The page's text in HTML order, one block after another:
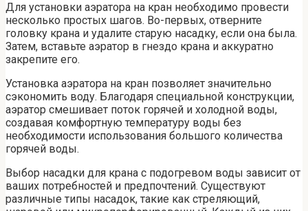
Для установки аэратора на кран необходимо провести
несколько простых шагов. Во-первых, отверните
головку крана и удалите старую насадку, если она была.
Затем, вставьте аэратор в гнездо крана и аккуратно
закрепите его.
Установка аэратора на кран позволяет значительно
сэкономить воду. Благодаря специальной конструкции,
аэратор смешивает поток горячей и холодной воды,
создавая комфортную температуру воды без
необходимости использования большого количества
горячей воды.
Выбор насадки для крана с подогревом воды зависит от
ваших потребностей и предпочтений. Существуют
различные типы насадок, такие как стреляющий,